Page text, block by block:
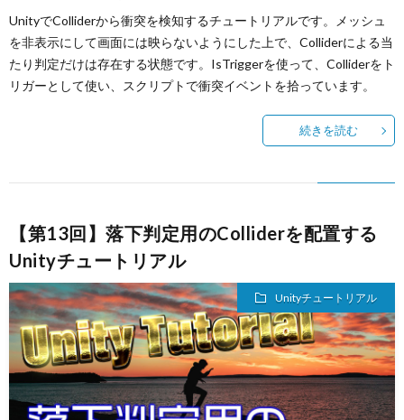
UnityでColliderから衝突を検知するチュートリアルです。メッシュ
を非表示にして画面には映らないようにした上で、Colliderによる当
たり判定だけは存在する状態です。IsTriggerを使って、Colliderをト
リガーとして使い、スクリプトで衝突イベントを拾っています。
続きを読む
【第13回】落下判定用のColliderを配置する
Unityチュートリアル
Unityチュートリアル